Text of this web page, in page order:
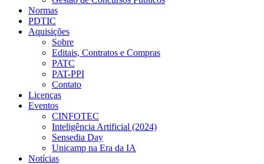
Normas
PDTIC
Aquisições
Sobre
Editais, Contratos e Compras
PATC
PAT-PPI
Contato
Licenças
Eventos
CINFOTEC
Inteligência Artificial (2024)
Sensedia Day
Unicamp na Era da IA
Notícias